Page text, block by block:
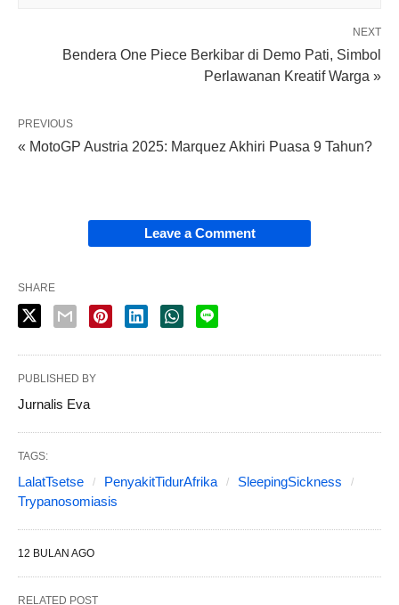
NEXT
Bendera One Piece Berkibar di Demo Pati, Simbol
Perlawanan Kreatif Warga »
PREVIOUS
« MotoGP Austria 2025: Marquez Akhiri Puasa 9 Tahun?
Leave a Comment
SHARE
PUBLISHED BY
Jurnalis Eva
TAGS:
LalatTsetse PenyakitTidurAfrika
SleepingSickness
Trypanosomiasis
12 BULAN AGO
RELATED POST